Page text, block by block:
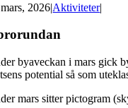
2026|Aktiviteter|
byaveckan i mars gick
potential så som
mars sitter pictogram